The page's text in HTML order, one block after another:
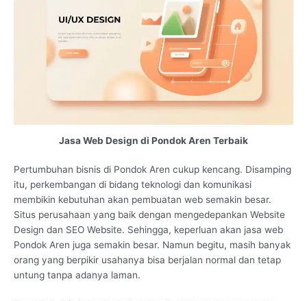
Jasa Web Design di Pondok Aren Terbaik
Pertumbuhan bisnis di Pondok Aren cukup kencang. Disamping
itu, perkembangan di bidang teknologi dan komunikasi
membikin kebutuhan akan pembuatan web semakin besar.
Situs perusahaan yang baik dengan mengedepankan Website
Design dan SEO Website. Sehingga, keperluan akan jasa web
Pondok Aren juga semakin besar. Namun begitu, masih banyak
orang yang berpikir usahanya bisa berjalan normal dan tetap
untung tanpa adanya laman.